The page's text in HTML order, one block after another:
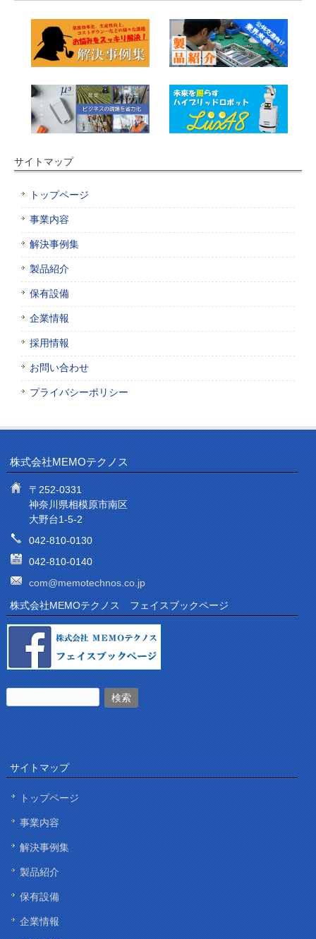
サイトマップ
トップページ
事業内容
解決事例集
製品紹介
保有設備
企業情報
採用情報
お問い合わせ
プライバシーポリシー
株式会社MEMOテクノス
〒252-0331
神奈川県相模原市南区
大野台1-5-2
042-810-0130
042-810-0140
com@memotechnos.co.jp
株式会社MEMOテクノス フェイスブックページ
サイトマップ
トップページ
事業内容
解決事例集
製品紹介
保有設備
企業情報